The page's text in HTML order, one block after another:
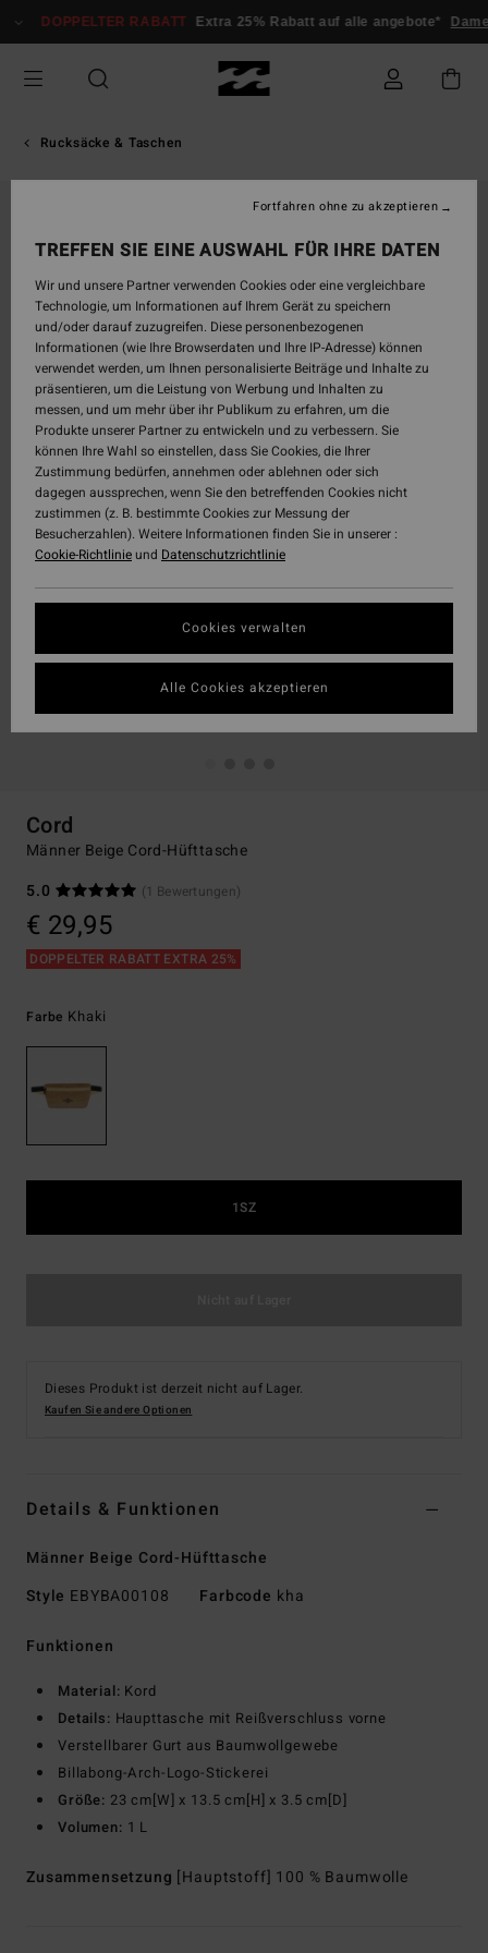
zur
springen
DOPPELTER RABATT Extra 25% Rabatt auf alle angebote* Damen
Rucksäcke & Taschen
Cord
Männer Beige Cord-Hüfttasche
5.0
(1 Bewertungen)
€ 29,95
DOPPELTER RABATT EXTRA 25%
Farbe Khaki
1SZ
Dieses Produkt ist derzeit nicht auf Lager.
Kaufen Sie andere Optionen
Details & Funktionen
Männer Beige Cord-Hüfttasche
Style EBYBA00108 Farbcode kha
Funktionen
Material: Kord
Details: Haupttasche mit Reißverschluss vorne
Verstellbarer Gurt aus Baumwollgewebe
Billabong-Arch-Logo-Stickerei
Größe: 23 cm[W] x 13.5 cm[H] x 3.5 cm[D]
Volumen: 1 L
Zusammensetzung [Hauptstoff] 100 % Baumwolle
TREFFEN SIE EINE AUSWAHL FÜR IHRE DATEN
Wir und unsere Partner verwenden Cookies oder eine vergleichbare
Technologie, um Informationen auf Ihrem Gerät zu speichern
und/oder darauf zuzugreifen. Diese personenbezogenen
Informationen (wie Ihre Browserdaten und Ihre IP-Adresse) können
verwendet werden, um Ihnen personalisierte Beiträge und Inhalte zu
präsentieren, um die Leistung von Werbung und Inhalten zu
messen, und um mehr über ihr Publikum zu erfahren, um die
Produkte unserer Partner zu entwickeln und zu verbessern. Sie
können Ihre Wahl so einstellen, dass Sie Cookies, die Ihrer
Zustimmung bedürfen, annehmen oder ablehnen oder sich
dagegen aussprechen, wenn Sie den betreffenden Cookies nicht
zustimmen (z. B. bestimmte Cookies zur Messung der
Besucherzahlen). Weitere Informationen finden Sie in unserer :
Cookie-Richtlinieund Datenschutzrichtlinie
Cookies verwalten
Fortfahren ohne zu akzeptieren
Alle Cookies akzeptieren